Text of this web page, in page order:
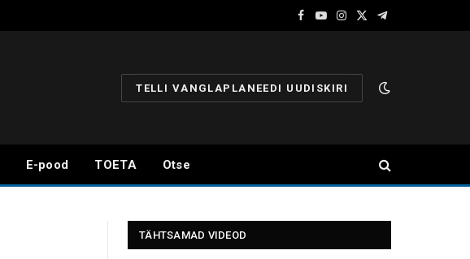
Facebook
YouTube
Instagram
X
Telegram
TELLI VANGLAPLANEEDI UUDISKIRI
E-pood TOETA Otse
TÄHTSAMAD VIDEOD